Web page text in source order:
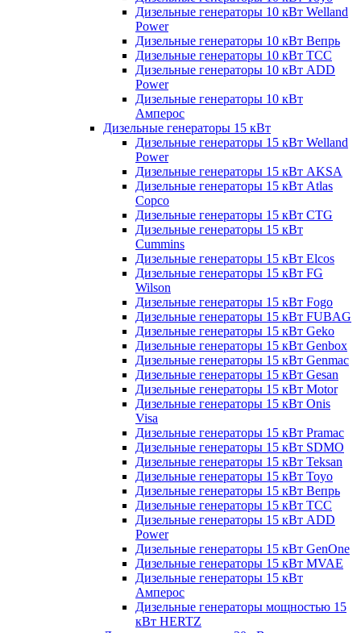
Дизельные генераторы 10 кВт Welland
Power
Дизельные генераторы 10 кВт Вепрь
Дизельные генераторы 10 кВт ТСС
Дизельные генераторы 10 кВт ADD
Power
Дизельные генераторы 10 кВт
Амперос
Дизельные генераторы 15 кВт
Дизельные генераторы 15 кВт Welland
Power
Дизельные генераторы 15 кВт AKSA
Дизельные генераторы 15 кВт Atlas
Copco
Дизельные генераторы 15 кВт CTG
Дизельные генераторы 15 кВт
Cummins
Дизельные генераторы 15 кВт Elcos
Дизельные генераторы 15 кВт FG
Wilson
Дизельные генераторы 15 кВт Fogo
Дизельные генераторы 15 кВт FUBAG
Дизельные генераторы 15 кВт Geko
Дизельные генераторы 15 кВт Genbox
Дизельные генераторы 15 кВт Genmac
Дизельные генераторы 15 кВт Gesan
Дизельные генераторы 15 кВт Motor
Дизельные генераторы 15 кВт Onis
Visa
Дизельные генераторы 15 кВт Pramac
Дизельные генераторы 15 кВт SDMO
Дизельные генераторы 15 кВт Teksan
Дизельные генераторы 15 кВт Toyo
Дизельные генераторы 15 кВт Вепрь
Дизельные генераторы 15 кВт ТСС
Дизельные генераторы 15 кВт ADD
Power
Дизельные генераторы 15 кВт GenOne
Дизельные генераторы 15 кВт MVAE
Дизельные генераторы 15 кВт
Амперос
Дизельные генераторы мощностью 15
кВт HERTZ